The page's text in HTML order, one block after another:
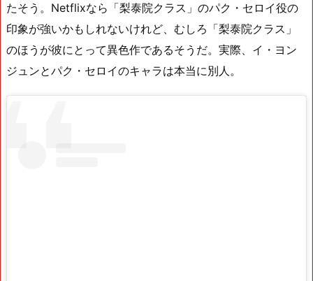
たそう。Netflixなら「梨泰院クラス」のパク・セロイ役の
印象が強いかもしれないけれど、むしろ「梨泰院クラス」
のほうが彼にとって異色作であるそうだ。実際、イ・ヨン
ジュンとパク・セロイのキャラは本当に別人。